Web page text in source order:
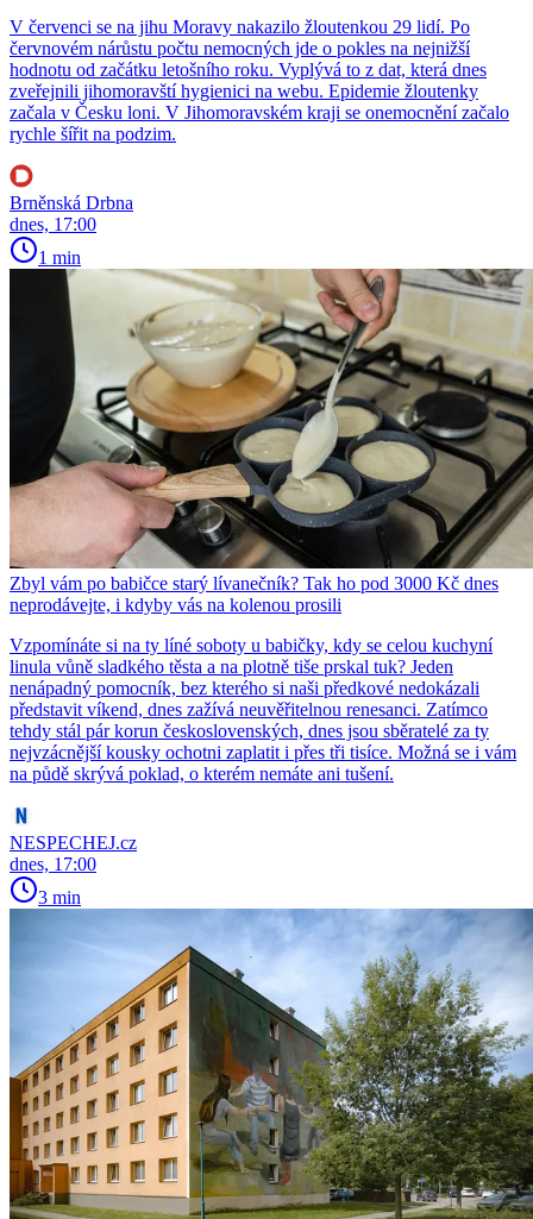
V červenci se na jihu Moravy nakazilo žloutenkou 29 lidí. Po
červnovém nárůstu počtu nemocných jde o pokles na nejnižší
hodnotu od začátku letošního roku. Vyplývá to z dat, která dnes
zveřejnili jihomoravští hygienici na webu. Epidemie žloutenky
začala v Česku loni. V Jihomoravském kraji se onemocnění začalo
rychle šířit na podzim.
Brněnská Drbna
dnes, 17:00
1 min
Zbyl vám po babičce starý lívanečník? Tak ho pod 3000 Kč dnes
neprodávejte, i kdyby vás na kolenou prosili
Vzpomínáte si na ty líné soboty u babičky, kdy se celou kuchyní
linula vůně sladkého těsta a na plotně tiše prskal tuk? Jeden
nenápadný pomocník, bez kterého si naši předkové nedokázali
představit víkend, dnes zažívá neuvěřitelnou renesanci. Zatímco
tehdy stál pár korun československých, dnes jsou sběratelé za ty
nejvzácnější kousky ochotni zaplatit i přes tři tisíce. Možná se i vám
na půdě skrývá poklad, o kterém nemáte ani tušení.
NESPECHEJ.cz
dnes, 17:00
3 min